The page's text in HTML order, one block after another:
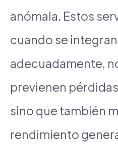
anómala. Estos
cuando se integran
adecuadamente,
previenen
sino que también
rendimiento